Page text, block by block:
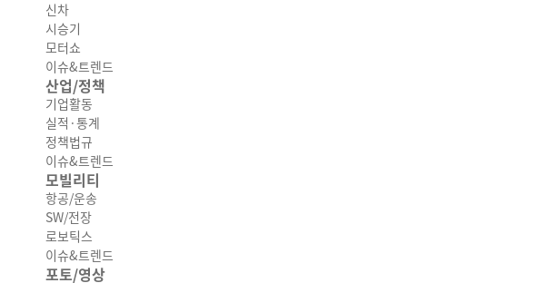
신차
시승기
모터쇼
이슈&트렌드
산업/정책
기업활동
실적·통계
정책법규
이슈&트렌드
모빌리티
항공/운송
SW/전장
로보틱스
이슈&트렌드
포토/영상